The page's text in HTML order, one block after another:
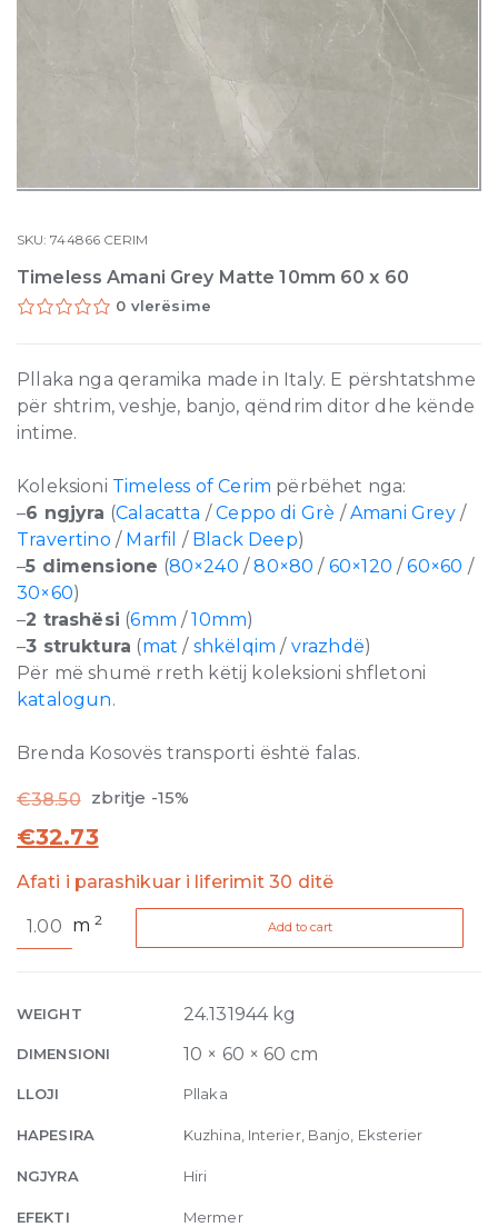
SKU:744866 CERIM
Timeless Amani Grey Matte 10mm 60 x 60
0 vlerësime
Pllaka nga qeramika made in Italy. E përshtatshme
për shtrim, veshje, banjo, qëndrim ditor dhe kënde
intime.
Koleksioni Timeless of Cerim përbëhet nga:
–6 ngjyra (Calacatta /Ceppo di Grè /Amani Grey/
Travertino / Marfil / Black Deep)
–5 dimensione (80×240 /80×80 / 60×120 /60×60 /
30×60)
–2 trashësi (6mm /10mm)
–3 struktura (mat / shkëlqim / vrazhdë)
Për më shumë rreth këtij koleksioni shfletoni
katalogun.
Brenda Kosovës transporti është falas.
€38.50 zbritje -15%
€32.73
Afati i parashikuar i liferimit 30 ditë
Amani
10mm
x
60
m2 Add to cart
WEIGHT 24.131944 kg
DIMENSIONI 10 × 60 × 60 cm
LLOJI Pllaka
HAPESIRA Kuzhina, Interier, Banjo, Eksterier
NGJYRA Hiri
EFEKTI Mermer